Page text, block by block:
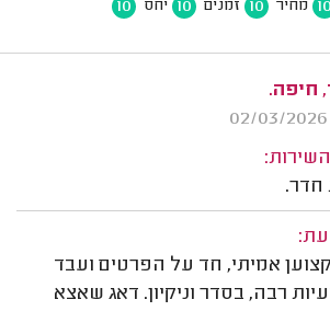
10 מחיר 10 זמנים 10 יחס 10
חיפה.
חדר.
אמיתי, חד על הפרטים ועבד
רבה, בסדר וניקיון. דאג שאצא